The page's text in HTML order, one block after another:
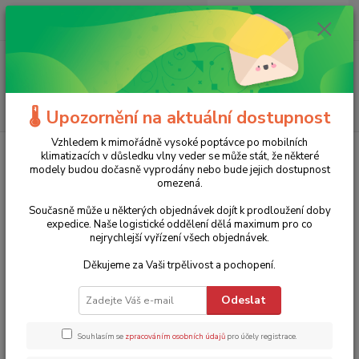
(Po-Ne, 8-20 hod.)
ks
0 Kč
Dílenské nářadí Sady nářadí
Sada nářadí 29067
MANNESMANN - 90 dílů
Sada nářadí 29067
MANNESMANN - 90 dílů
🌡️ Upozornění na aktuální dostupnost
Vzhledem k mimořádně vysoké poptávce po mobilních
klimatizacích v důsledku vlny veder se může stát, že některé
modely budou dočasně vyprodány nebo bude jejich dostupnost
omezená.
Současně může u některých objednávek dojít k prodloužení doby
expedice. Naše logistické oddělení dělá maximum pro co
nejrychlejší vyřízení všech objednávek.
Děkujeme za Vaši trpělivost a pochopení.
Odeslat
Souhlasím se zpracováním osobních údajů pro účely registrace.